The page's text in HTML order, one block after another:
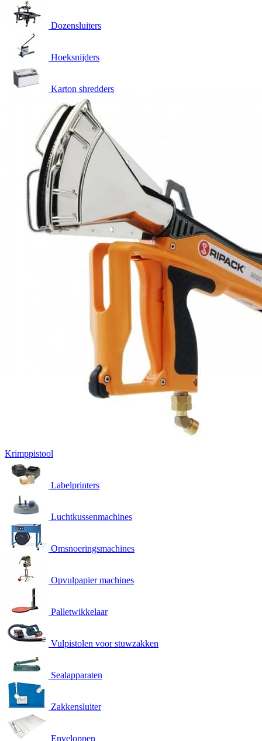
Dozensluiters
Hoeksnijders
Karton shredders
Krimppistool
Labelprinters
Luchtkussenmachines
Omsnoeringsmachines
Opvulpapier machines
Palletwikkelaar
Vulpistolen voor stuwzakken
Sealapparaten
Zakkensluiter
Enveloppen